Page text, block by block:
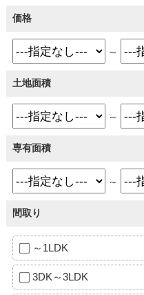
価格
～
土地面積
～
専有面積
～
間取り
～1LDK
3DK～3LDK